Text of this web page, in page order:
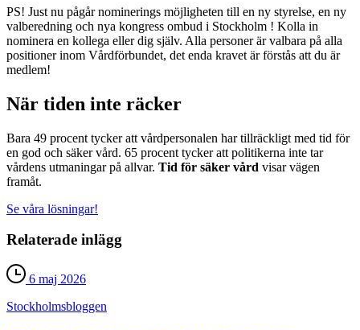
PS! Just nu pågår nominerings möjligheten till en ny styrelse, en ny
valberedning och nya kongress ombud i Stockholm ! Kolla in
nominera en kollega eller dig själv. Alla personer är valbara på alla
positioner inom Vårdförbundet, det enda kravet är förstås att du är
medlem!
När tiden inte räcker
Bara 49 procent tycker att vårdpersonalen har tillräckligt med tid för
en god och säker vård. 65 procent tycker att politikerna inte tar
vårdens utmaningar på allvar. Tid för säker vård visar vägen
framåt.
Se våra lösningar!
Relaterade inlägg
6 maj 2026
Stockholms­bloggen